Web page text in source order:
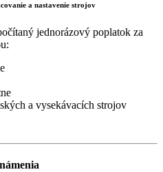
a nastavenie strojov
jednorázový poplatok za
a vysekávacích strojov